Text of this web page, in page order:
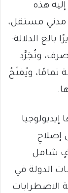
هذه
مدني مستقل،
بالغ الدلالة:
وتُجَرَّد
ويُفتَحُ
إيديولوجيا
إصلاحٍ
شامل
الدولة في
الاضطرابات